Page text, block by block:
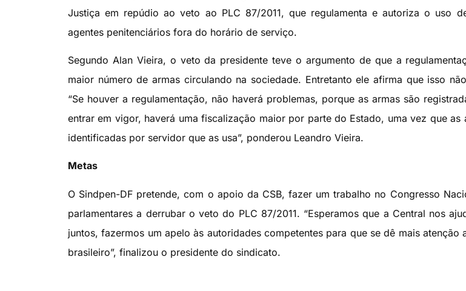
Justiça em repúdio ao veto ao PLC 87/2011, que regulamenta e autoriza o uso
agentes penitenciários fora do horário de serviço.
Segundo Alan Vieira, o veto da presidente teve o argumento de que a
maior número de armas circulando na sociedade. Entretanto ele afirma que isso
“Se houver a regulamentação, não haverá problemas, porque as armas são
entrar em vigor, haverá uma fiscalização maior por parte do Estado, uma vez que as
identificadas por servidor que as usa”, ponderou Leandro Vieira.
Metas
O Sindpen-DF pretende, com o apoio da CSB, fazer um trabalho no Congresso
parlamentares a derrubar o veto do PLC 87/2011. “Esperamos que a Central nos
juntos, fazermos um apelo às autoridades competentes para que se dê mais atenção
brasileiro”, finalizou o presidente do sindicato.